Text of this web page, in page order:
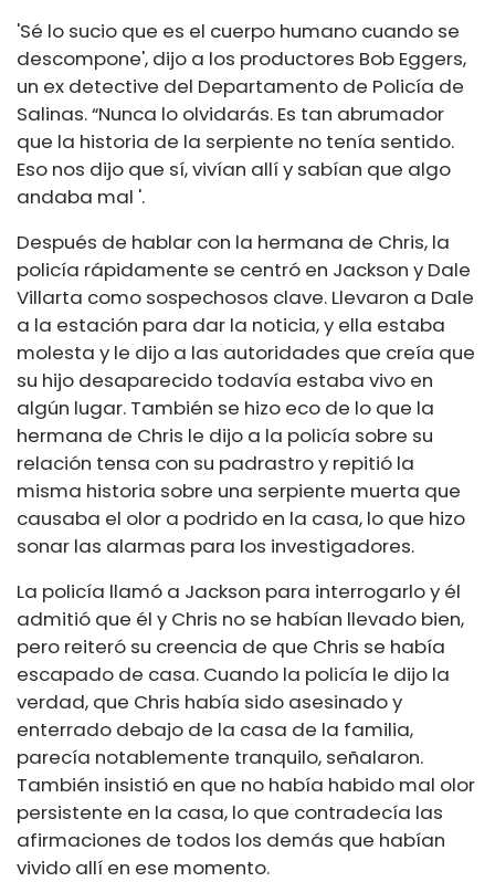
'Sé lo sucio que es el cuerpo humano cuando se
descompone', dijo a los productores Bob Eggers,
un ex detective del Departamento de Policía de
Salinas. “Nunca lo olvidarás. Es tan abrumador
que la historia de la serpiente no tenía sentido.
Eso nos dijo que sí, vivían allí y sabían que algo
andaba mal '.
Después de hablar con la hermana de Chris, la
policía rápidamente se centró en Jackson y Dale
Villarta como sospechosos clave. Llevaron a Dale
a la estación para dar la noticia, y ella estaba
molesta y le dijo a las autoridades que creía que
su hijo desaparecido todavía estaba vivo en
algún lugar. También se hizo eco de lo que la
hermana de Chris le dijo a la policía sobre su
relación tensa con su padrastro y repitió la
misma historia sobre una serpiente muerta que
causaba el olor a podrido en la casa, lo que hizo
sonar las alarmas para los investigadores.
La policía llamó a Jackson para interrogarlo y él
admitió que él y Chris no se habían llevado bien,
pero reiteró su creencia de que Chris se había
escapado de casa. Cuando la policía le dijo la
verdad, que Chris había sido asesinado y
enterrado debajo de la casa de la familia,
parecía notablemente tranquilo, señalaron.
También insistió en que no había habido mal olor
persistente en la casa, lo que contradecía las
afirmaciones de todos los demás que habían
vivido allí en ese momento.